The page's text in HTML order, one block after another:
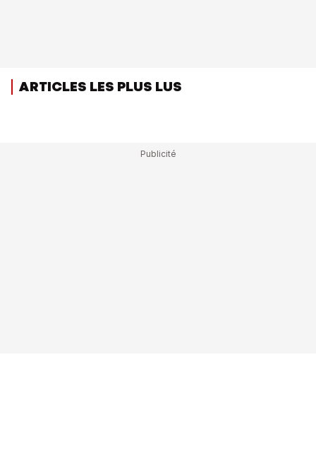
ARTICLES LES PLUS LUS